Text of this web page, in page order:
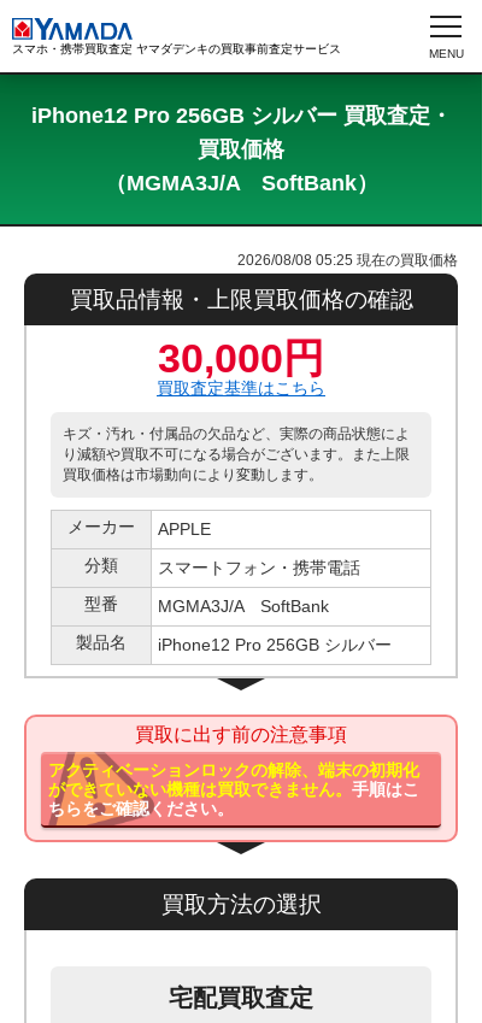
スマホ・携帯買取査定 ヤマダデンキの買取事前査定サービス
iPhone12 Pro 256GB シルバー 買取査定・
買取価格
（MGMA3J/A SoftBank）
2026/08/08 05:25 現在の買取価格
買取品情報・上限買取価格の確認
30,000円
買取査定基準はこちら
キズ・汚れ・付属品の欠品など、実際の商品状態によ
り減額や買取不可になる場合がございます。また上限
買取価格は市場動向により変動します。
メーカー
APPLE
分類
スマートフォン・携帯電話
型番
MGMA3J/A SoftBank
製品名
iPhone12 Pro 256GB シルバー
買取に出す前の注意事項
アクティベーションロックの解除、端末の初期化
ができていない機種は買取できません。手順はこ
ちらをご確認ください。
買取方法の選択
宅配買取査定